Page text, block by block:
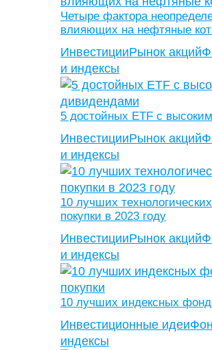
Четыре фактора
влияющих на нефтяные
ИнвестицииРынок акций
и индексы
5 достойных ETF с
ИнвестицииРынок акций
и индексы
10 лучших
покупки в 2023 году
ИнвестицииРынок акций
и индексы
10 лучших индексных
Инвестиционные идеи
индексы